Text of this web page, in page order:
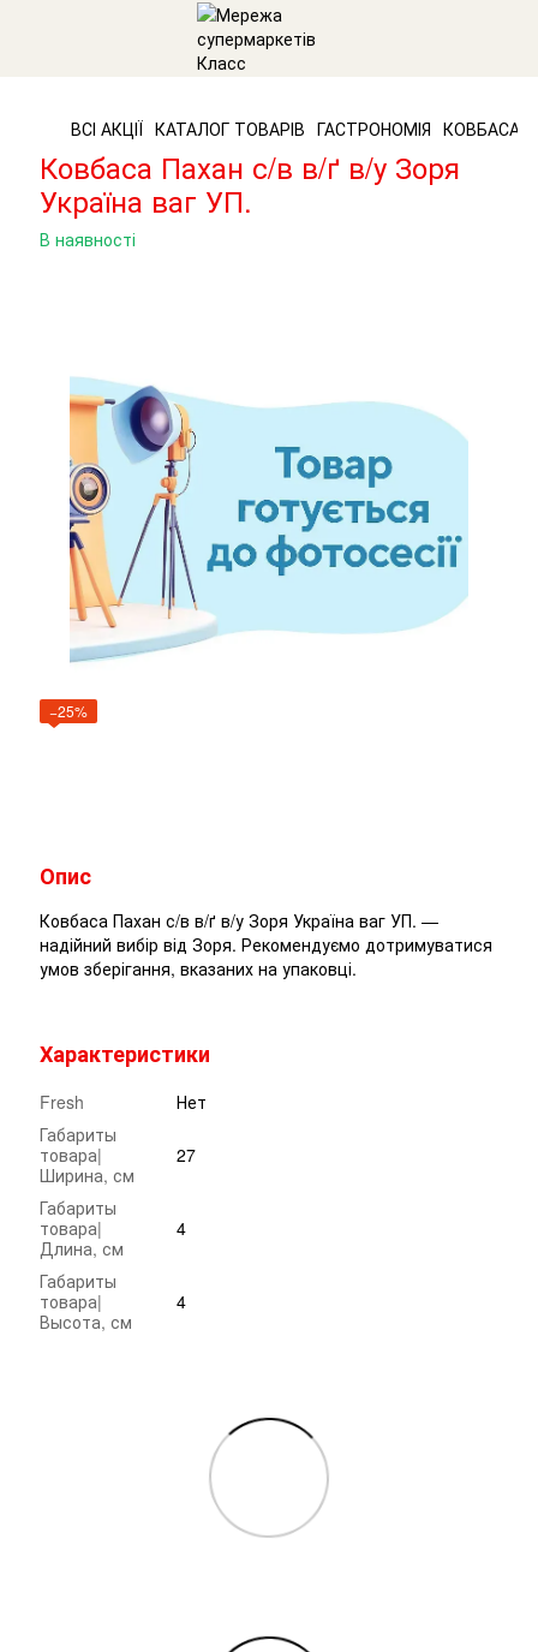
ВСІ АКЦІЇ КАТАЛОГ ТОВАРІВ ГАСТРОНОМІЯ КОВБАСА
Ковбаса Пахан с/в в/ґ в/у Зоря
Україна ваг УП.
В наявності
−25%
Опис
Ковбаса Пахан с/в в/ґ в/у Зоря Україна ваг УП. —
надійний вибір від Зоря. Рекомендуємо дотримуватися
умов зберігання, вказаних на упаковці.
Характеристики
Fresh
Нет
Габариты
товара|
Ширина, см
27
Габариты
товара|
Длина, см
4
Габариты
товара|
Высота, см
4